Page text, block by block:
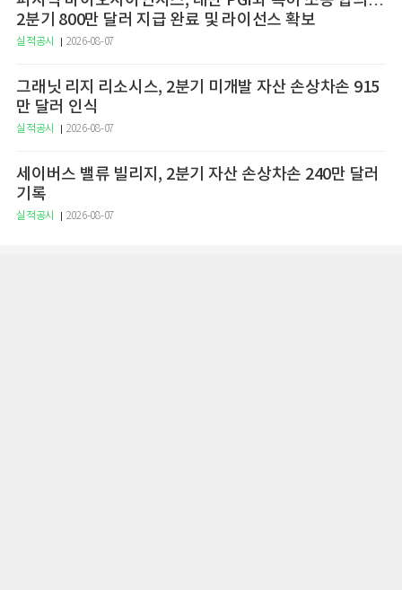
2분기 800만 달러 지급 완료 및 라이선스 확보
실적공시 2026-08-07
그래닛 리지 리소시스, 2분기 미개발 자산 손상차손 915
만 달러 인식
실적공시 2026-08-07
세이버스 밸류 빌리지, 2분기 자산 손상차손 240만 달러
기록
실적공시 2026-08-07